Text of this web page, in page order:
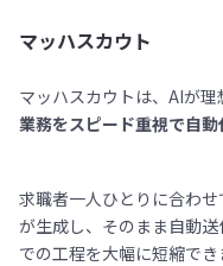
マッハスカウト
マッハスカウトは、AIが理
業務をスピード重視で自
求職者一人ひとりに合わ
が生成し、そのまま自動
での工程を大幅に短縮で